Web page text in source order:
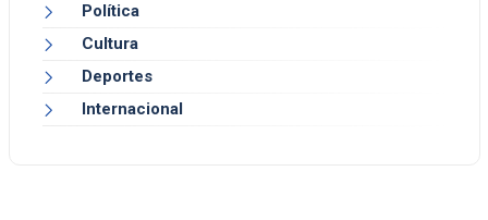
Política
Cultura
Deportes
Internacional